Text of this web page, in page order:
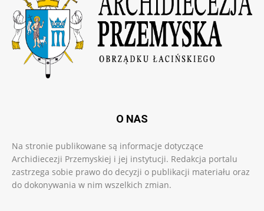
O NAS
Na stronie publikowane są informacje dotyczące
Archidiecezji Przemyskiej i jej instytucji. Redakcja portalu
zastrzega sobie prawo do decyzji o publikacji materiału oraz
do dokonywania w nim wszelkich zmian.